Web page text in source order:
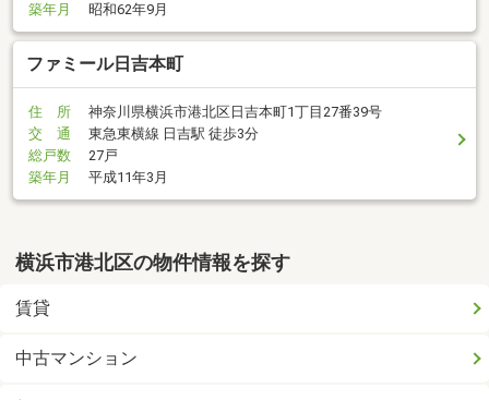
築年月
昭和62年9月
ファミール日吉本町
住 所
神奈川県横浜市港北区日吉本町1丁目27番39号
交 通
東急東横線 日吉駅 徒歩3分
総戸数
27戸
築年月
平成11年3月
横浜市港北区の物件情報を探す
賃貸
中古マンション